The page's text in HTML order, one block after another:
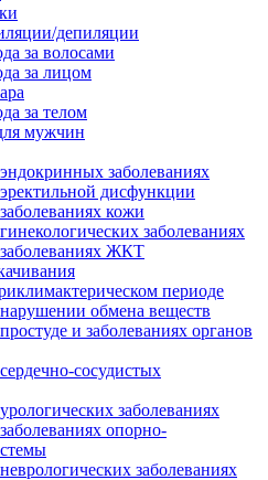
депиляции
за волосами
за лицом
за телом
мужчин
заболеваниях
дисфункции
кожи
заболеваниях
ЖКТ
периоде
обмена веществ
и заболеваниях органов
сосудистых
заболеваниях
опорно-
заболеваниях